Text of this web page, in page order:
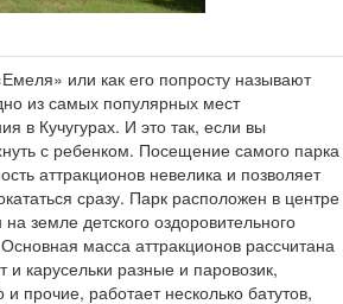
или как его попросту называют
из самых популярных мест
в Кучугурах. И это так, если вы
с ребенком. Посещение самого парка
аттракционов невелика и позволяет
сразу. Парк расположен в центре
земле детского оздоровительного
масса аттракционов рассчитана
и карусельки разные и паровозик,
прочие, работает несколько батутов,